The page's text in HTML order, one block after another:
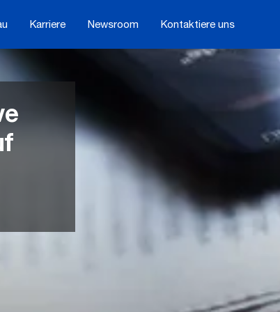
Karriere Newsroom Kontaktiere uns